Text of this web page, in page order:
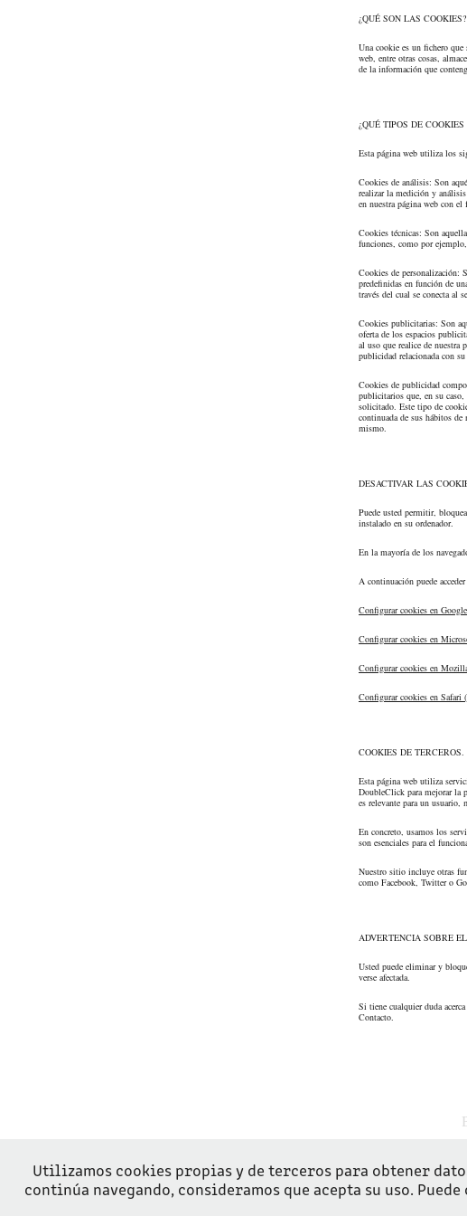
¿QUÉ SON LAS COOKIES?
Una cookie es un fichero que
web, entre otras cosas,
de la información que
¿QUÉ TIPOS DE
Esta página web utiliza los
Cookies de análisis: Son
realizar la medición y
en nuestra página web con
Cookies técnicas: Son
funciones, como por
Cookies de personalización:
predefinidas en función de
través del cual se conecta al
Cookies publicitarias: Son
oferta de los espacios
al uso que realice de nuestra
publicidad relacionada con
Cookies de publicidad
publicitarios que, en su
solicitado. Este tipo de
continuada de sus hábitos
mismo.
DESACTIVAR LAS
Puede usted permitir,
instalado en su ordenador.
En la mayoría de los
A continuación puede
Configurar cookies en
Configurar cookies en
Configurar cookies en
Configurar cookies en Safari
COOKIES DE TERCEROS.
Esta página web utiliza
DoubleClick para mejorar la
es relevante para un
En concreto, usamos los
son esenciales para el
Nuestro sitio incluye otras
como Facebook, Twitter o
ADVERTENCIA SOBRE
Usted puede eliminar y
verse afectada.
Si tiene cualquier duda
Contacto.
Utilizamos cookies propias y de terceros para obtener
continúa navegando, consideramos que acepta su uso.